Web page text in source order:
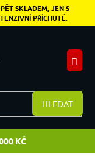
SKLADEM, JEN S
PŘÍCHUTĚ.
HLEDAT
KČ